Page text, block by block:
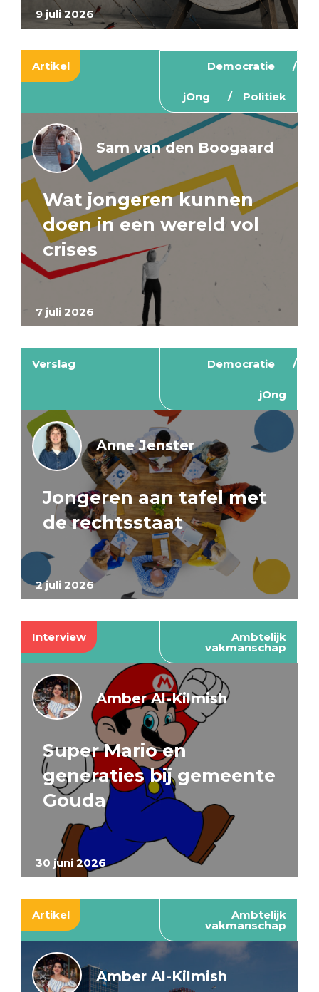
9 juli 2026
Artikel Democratie
jOng Politiek
7 juli 2026
Sam van den Boogaard
Wat jongeren kunnen
doen in een wereld vol
crises
Verslag Democratie
jOng
2 juli 2026
Anne Jenster
Jongeren aan tafel met
de rechtsstaat
Interview Ambtelijk
vakmanschap
30 juni 2026
Amber Al-Kilmish
Super Mario en
generaties bij gemeente
Gouda
Artikel Ambtelijk
vakmanschap
Amber Al-Kilmish